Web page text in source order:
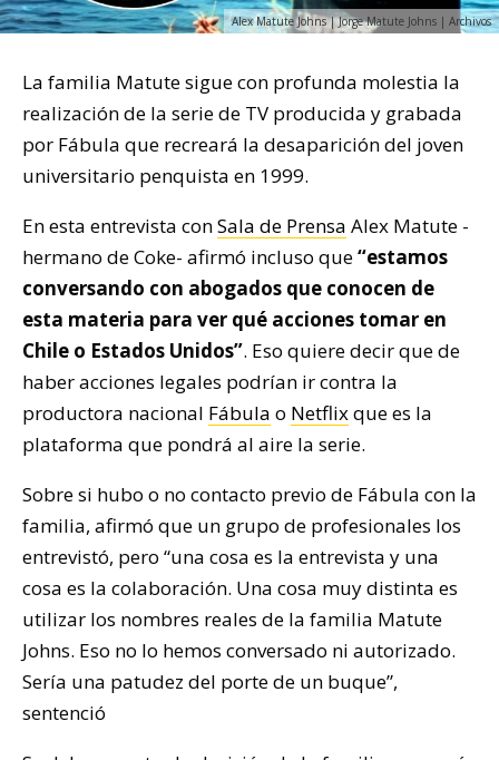
Alex Matute Johns | Jorge Matute Johns | Archivos
La familia Matute sigue con profunda molestia la
realización de la serie de TV producida y grabada
por Fábula que recreará la desaparición del joven
universitario penquista en 1999.
En esta entrevista conSala de Prensa Alex Matute -
hermano de Coke- afirmó incluso que“estamos
conversando con abogados que conocen de
esta materia para ver qué acciones tomar en
Chile o Estados Unidos”. Eso quiere decir que de
haber acciones legales podrían ir contra la
productora nacional Fábula o Netflixque es la
plataforma que pondrá al aire la serie.
Sobre si hubo o no contacto previo de Fábula con la
familia, afirmó que un grupo de profesionales los
entrevistó, pero “una cosa es la entrevista y una
cosa es la colaboración. Una cosa muy distinta es
utilizar los nombres reales de la familia Matute
Johns. Eso no lo hemos conversado ni autorizado.
Sería una patudez del porte de un buque”,
sentenció